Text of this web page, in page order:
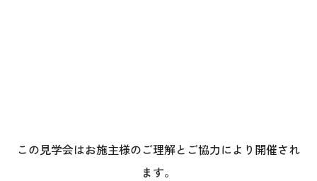
この見学会はお施主様のご理解とご協力により開催され
ます。